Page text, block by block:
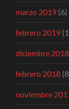
marzo 2019 (6)
febrero 2019
diciembre 2018
febrero 2018
noviembre